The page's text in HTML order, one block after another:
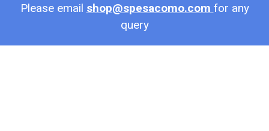
Please email shop@spesacomo.com for any
query